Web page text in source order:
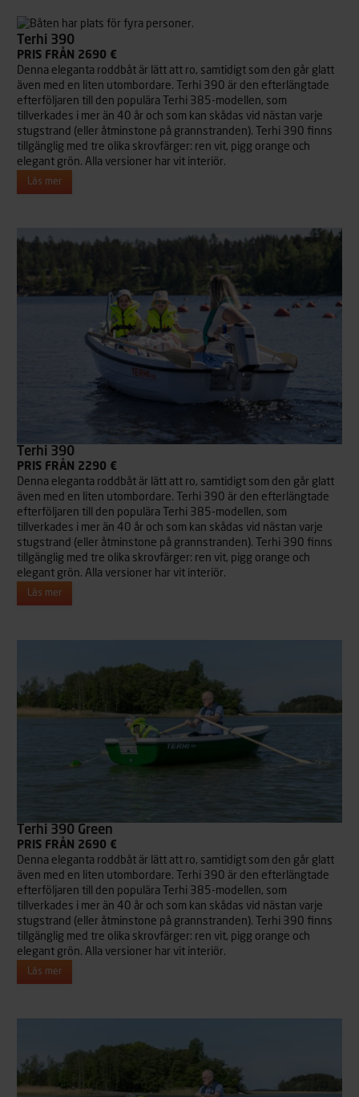
Terhi 390
PRIS FRÅN 2690 €
Denna eleganta roddbåt är lätt att ro, samtidigt som den går glatt
även med en liten utombordare. Terhi 390 är den efterlängtade
efterföljaren till den populära Terhi 385-modellen, som
tillverkades i mer än 40 år och som kan skådas vid nästan varje
stugstrand (eller åtminstone på grannstranden). Terhi 390 finns
tillgänglig med tre olika skrovfärger: ren vit, pigg orange och
elegant grön. Alla versioner har vit interiör.
Läs mer
Terhi 390
PRIS FRÅN 2290 €
Denna eleganta roddbåt är lätt att ro, samtidigt som den går glatt
även med en liten utombordare. Terhi 390 är den efterlängtade
efterföljaren till den populära Terhi 385-modellen, som
tillverkades i mer än 40 år och som kan skådas vid nästan varje
stugstrand (eller åtminstone på grannstranden). Terhi 390 finns
tillgänglig med tre olika skrovfärger: ren vit, pigg orange och
elegant grön. Alla versioner har vit interiör.
Läs mer
Terhi 390 Green
PRIS FRÅN 2690 €
Denna eleganta roddbåt är lätt att ro, samtidigt som den går glatt
även med en liten utombordare. Terhi 390 är den efterlängtade
efterföljaren till den populära Terhi 385-modellen, som
tillverkades i mer än 40 år och som kan skådas vid nästan varje
stugstrand (eller åtminstone på grannstranden). Terhi 390 finns
tillgänglig med tre olika skrovfärger: ren vit, pigg orange och
elegant grön. Alla versioner har vit interiör.
Läs mer